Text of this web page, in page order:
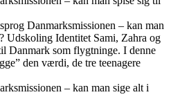
Danmarksmissionen – kan man
Udskoling Identitet Sami, Zahra og
Danmark som flygtninge. I denne
den værdi, de tre teenagere
– kan man sige alt i